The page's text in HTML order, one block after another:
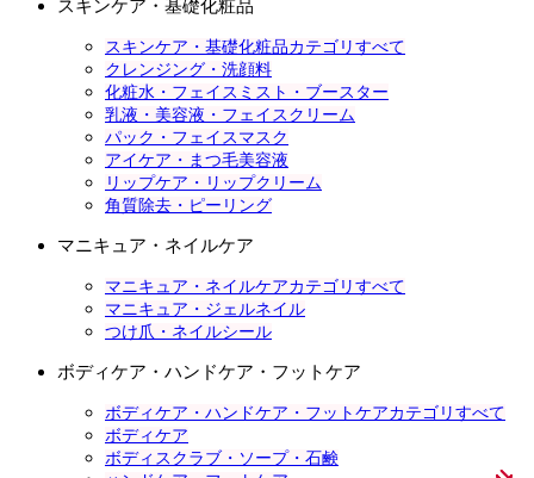
スキンケア・基礎化粧品
スキンケア・基礎化粧品カテゴリすべて
クレンジング・洗顔料
化粧水・フェイスミスト・ブースター
乳液・美容液・フェイスクリーム
パック・フェイスマスク
アイケア・まつ毛美容液
リップケア・リップクリーム
角質除去・ピーリング
マニキュア・ネイルケア
マニキュア・ネイルケアカテゴリすべて
マニキュア・ジェルネイル
つけ爪・ネイルシール
ボディケア・ハンドケア・フットケア
ボディケア・ハンドケア・フットケアカテゴリすべて
ボディケア
ボディスクラブ・ソープ・石鹸